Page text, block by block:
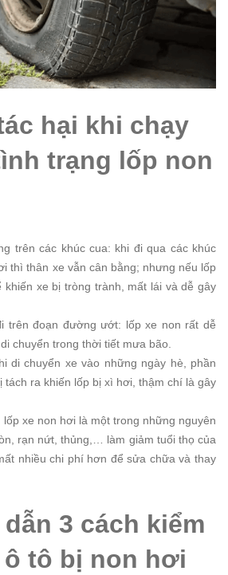
hại khi chạy
trạng lốp non
trên các khúc cua: khi đi qua các khúc
thì thân xe vẫn cân bằng; nhưng nếu lốp
xe bị tròng trành, mất lái và dễ gây
trên đoạn đường ướt: lốp xe non rất dễ
chuyển trong thời tiết mưa bão.
di chuyển xe vào những ngày hè, phần
tách ra khiến lốp bị xì hơi, thậm chí là gây
xe non hơi là một trong những nguyên
rạn nứt, thủng,… làm giảm tuổi thọ của
nhiều chi phí hơn để sửa chữa và thay
3 cách kiểm
tô bị non hơi